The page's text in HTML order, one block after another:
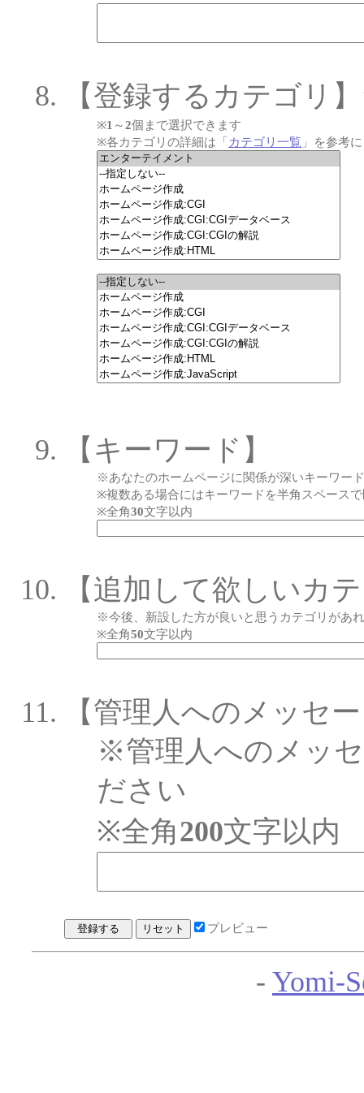
【登録するカテゴリ】
※1 ～2個まで選択できます
※各カテゴリの詳細は「 カテゴリ一覧 」を参考
【キーワード】
※あなたのホームページに関係が深いキーワー
※複数ある場合にはキーワードを半角スペース
※全角30文字以内
【追加して欲しいカ
※今後、新設した方が良いと思うカテゴリがあ
※全角50文字以内
【管理人へのメッセ
※管理人へのメッ
ださい
※全角200文字以内
プレビュー
- Yomi-